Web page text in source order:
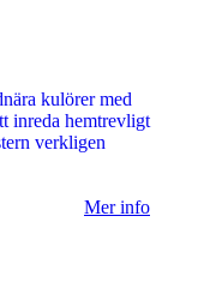
kulörer med
inreda hemtrevligt
verkligen
Mer info